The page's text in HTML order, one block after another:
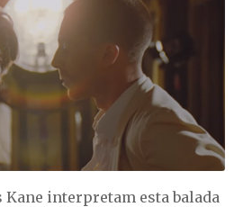
interpretam esta balada